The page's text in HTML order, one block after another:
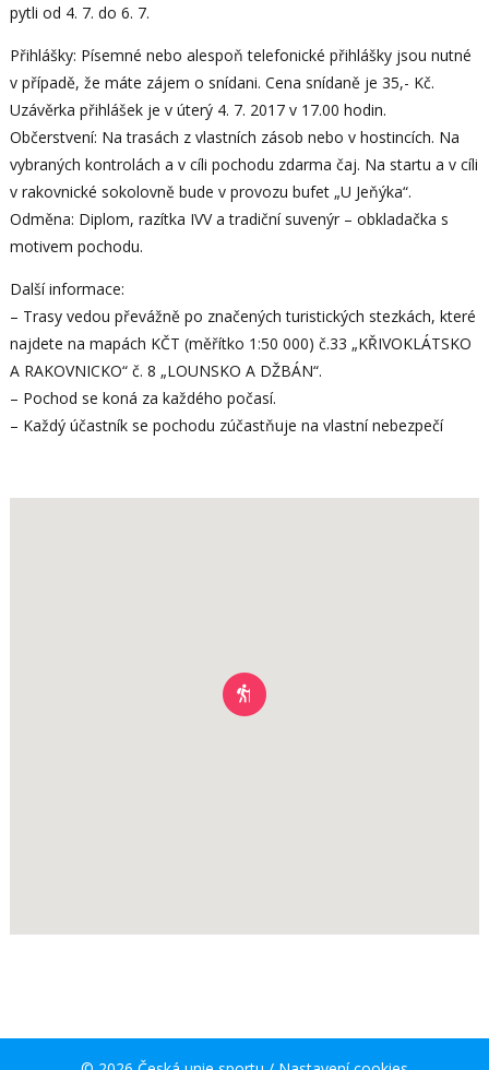
pytli od 4. 7. do 6. 7.
Přihlášky: Písemné nebo alespoň telefonické přihlášky jsou nutné
v případě, že máte zájem o snídani. Cena snídaně je 35,- Kč.
Uzávěrka přihlášek je v úterý 4. 7. 2017 v 17.00 hodin.
Občerstvení: Na trasách z vlastních zásob nebo v hostincích. Na
vybraných kontrolách a v cíli pochodu zdarma čaj. Na startu a v cíli
v rakovnické sokolovně bude v provozu bufet „U Jeňýka“.
Odměna: Diplom, razítka IVV a tradiční suvenýr – obkladačka s
motivem pochodu.
Další informace:
– Trasy vedou převážně po značených turistických stezkách, které
najdete na mapách KČT (měřítko 1:50 000) č.33 „KŘIVOKLÁTSKO
A RAKOVNICKO“ č. 8 „LOUNSKO A DŽBÁN“.
– Pochod se koná za každého počasí.
– Každý účastník se pochodu zúčastňuje na vlastní nebezpečí